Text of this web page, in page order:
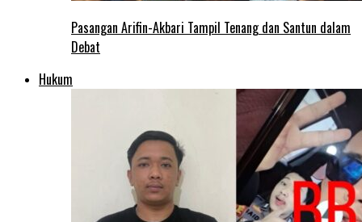
Pasangan Arifin-Akbari Tampil Tenang dan Santun dalam
Debat
Hukum